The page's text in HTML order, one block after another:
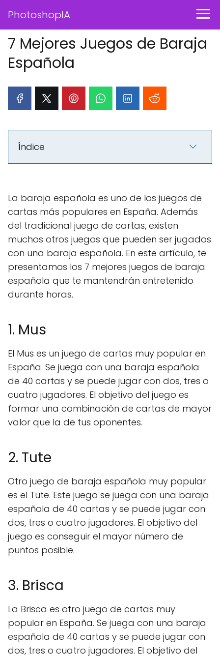
PhotoshopIA
7 Mejores Juegos de Baraja
Española
Índice
La baraja española es uno de los juegos de
cartas más populares en España. Además
del tradicional juego de cartas, existen
muchos otros juegos que pueden ser jugados
con una baraja española. En este artículo, te
presentamos los 7 mejores juegos de baraja
española que te mantendrán entretenido
durante horas.
1. Mus
El Mus es un juego de cartas muy popular en
España. Se juega con una baraja española
de 40 cartas y se puede jugar con dos, tres o
cuatro jugadores. El objetivo del juego es
formar una combinación de cartas de mayor
valor que la de tus oponentes.
2. Tute
Otro juego de baraja española muy popular
es el Tute. Este juego se juega con una baraja
española de 40 cartas y se puede jugar con
dos, tres o cuatro jugadores. El objetivo del
juego es conseguir el mayor número de
puntos posible.
3. Brisca
La Brisca es otro juego de cartas muy
popular en España. Se juega con una baraja
española de 40 cartas y se puede jugar con
dos, tres o cuatro jugadores. El objetivo del